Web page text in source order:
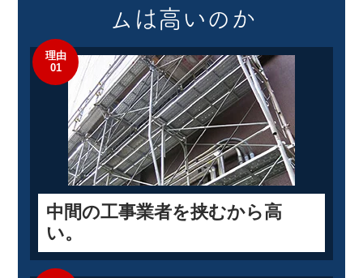
ム は高いのか
理由
01
中間の工事業者を挟むから高
い。